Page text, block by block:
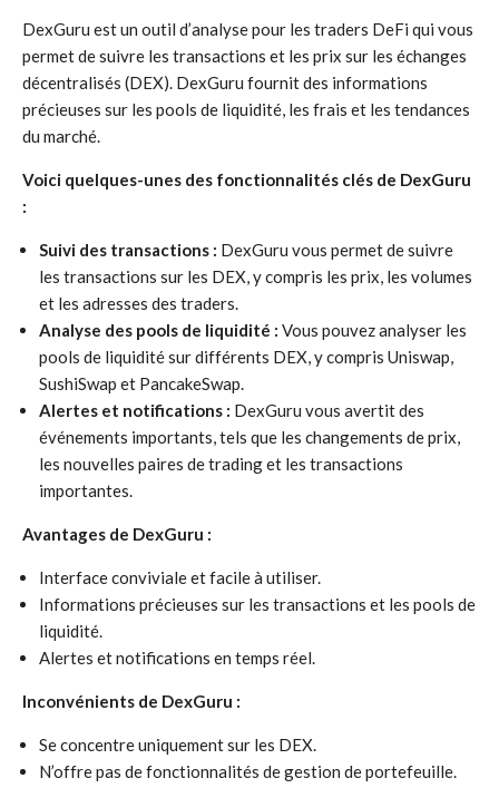
DexGuru est un outil d’analyse pour les traders DeFi qui vous
permet de suivre les transactions et les prix sur les échanges
décentralisés (DEX). DexGuru fournit des informations
précieuses sur les pools de liquidité, les frais et les tendances
du marché.
Voici quelques-unes des fonctionnalités clés de DexGuru
:
Suivi des transactions : DexGuru vous permet de suivre
les transactions sur les DEX, y compris les prix, les volumes
et les adresses des traders.
Analyse des pools de liquidité : Vous pouvez analyser les
pools de liquidité sur différents DEX, y compris Uniswap,
SushiSwap et PancakeSwap.
Alertes et notifications : DexGuru vous avertit des
événements importants, tels que les changements de prix,
les nouvelles paires de trading et les transactions
importantes.
Avantages de DexGuru :
Interface conviviale et facile à utiliser.
Informations précieuses sur les transactions et les pools de
liquidité.
Alertes et notifications en temps réel.
Inconvénients de DexGuru :
Se concentre uniquement sur les DEX.
N’offre pas de fonctionnalités de gestion de portefeuille.